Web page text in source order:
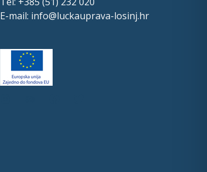
E-mail: info@luckauprava-losinj.hr